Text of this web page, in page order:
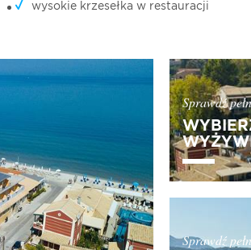
wysokie krzesełka w restauracji
Sprawdź
Sprawdź